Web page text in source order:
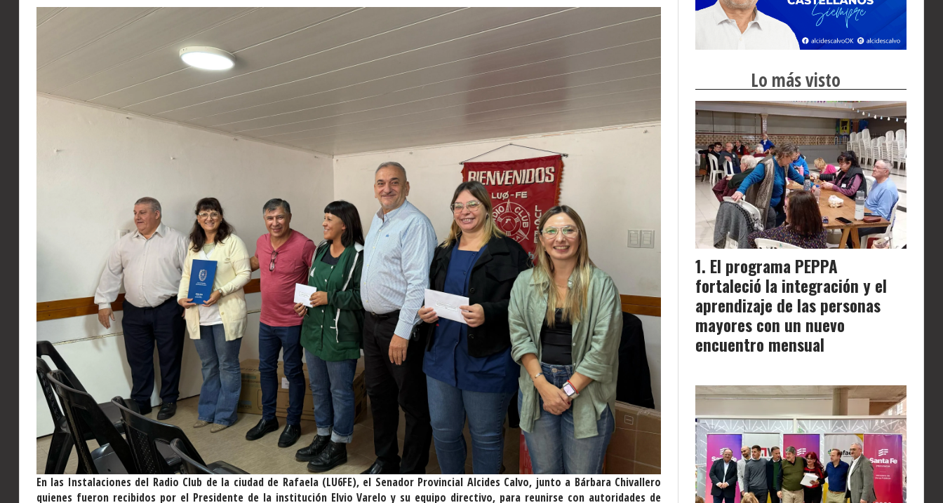
En las Instalaciones del Radio Club de la ciudad de Rafaela (LU6FE), el Senador Provincial Alcides Calvo, junto a Bárbara Chivallero
quienes fueron recibidos por el Presidente de la institución Elvio Varelo y su equipo directivo, para reunirse con autoridades de
Lo más visto
El programa PEPPA
fortaleció la integración y el
aprendizaje de las personas
mayores con un nuevo
encuentro mensual